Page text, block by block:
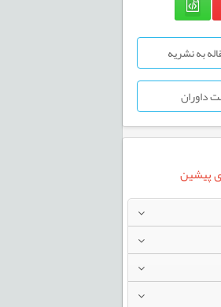
به نشریه
داوران
پیشین